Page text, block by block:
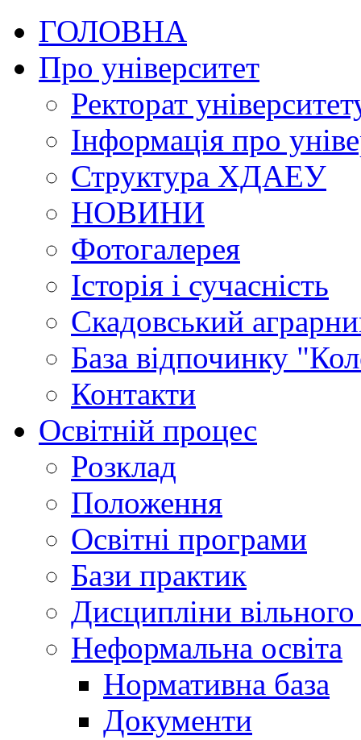
ГОЛОВНА
Про університет
Ректорат
Інформація про
Структура ХДАЕУ
НОВИНИ
Фотогалерея
Історія і сучасність
Скадовський
База відпочинку
Контакти
Освітній процес
Розклад
Положення
Освітні програми
Бази практик
Дисципліни
Неформальна освіта
Нормативна база
Документи